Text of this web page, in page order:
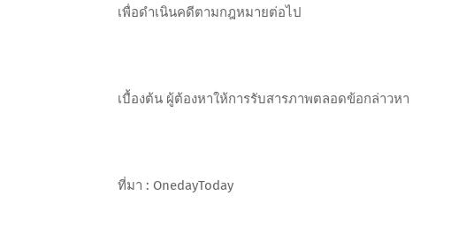
เพื่อดำเนินคดีตามกฎหมายต่อไป
เบื้องต้น ผู้ต้องหาให้การรับสารภาพตลอดข้อกล่าวหา
ที่มา : OnedayToday